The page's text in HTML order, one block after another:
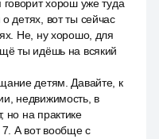
хорош уже туда
детях, вот ты сейчас
Не, ну хорошо, для
ты идёшь на всякий
детям. Давайте, к
недвижимость, в
но на практике
7. А вот вообще с